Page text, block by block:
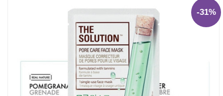
-31%